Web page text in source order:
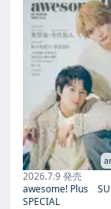
2026.7.9 発売
awesome! Plus
SPECIAL